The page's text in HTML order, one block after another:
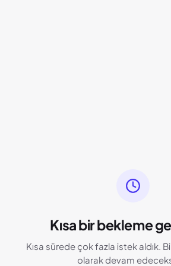
Kısa bir bekleme
Kısa sürede çok fazla istek aldık.
olarak devam